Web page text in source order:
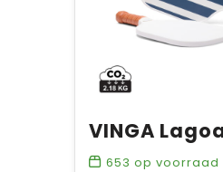
653 op voorraad